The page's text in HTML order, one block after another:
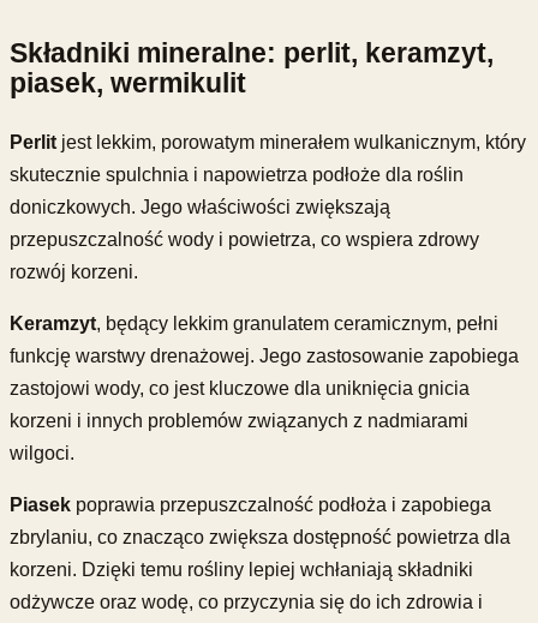
Składniki mineralne: perlit, keramzyt,
piasek, wermikulit
Perlit jest lekkim, porowatym minerałem wulkanicznym, który
skutecznie spulchnia i napowietrza podłoże dla roślin
doniczkowych. Jego właściwości zwiększają
przepuszczalność wody i powietrza, co wspiera zdrowy
rozwój korzeni.
Keramzyt, będący lekkim granulatem ceramicznym, pełni
funkcję warstwy drenażowej. Jego zastosowanie zapobiega
zastojowi wody, co jest kluczowe dla uniknięcia gnicia
korzeni i innych problemów związanych z nadmiarami
wilgoci.
Piasek poprawia przepuszczalność podłoża i zapobiega
zbrylaniu, co znacząco zwiększa dostępność powietrza dla
korzeni. Dzięki temu rośliny lepiej wchłaniają składniki
odżywcze oraz wodę, co przyczynia się do ich zdrowia i